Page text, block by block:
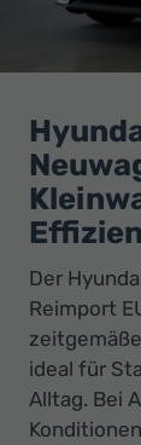
Top-
Ihr
Innovatives
Autohaus
Der
Reimport
ideal für
Alltag. Bei